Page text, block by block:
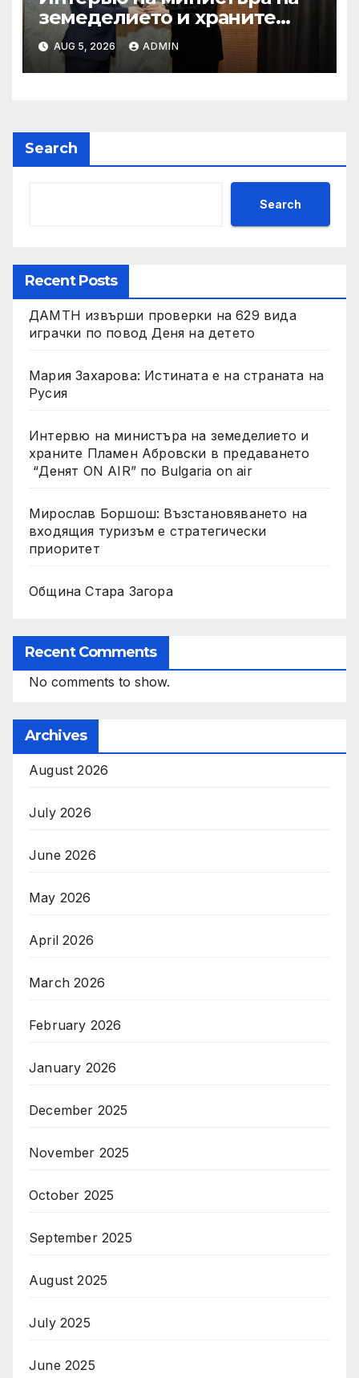
земеделието и храните
Пламен Абровски в
предаването “Денят ON
AIR” по Bulgaria on air
AUG 5, 2026 ADMIN
Search
Search
Recent Posts
ДАМТН извърши проверки на 629 вида
играчки по повод Деня на детето
Мария Захарова: Истината е на страната на
Русия
Интервю на министъра на земеделието и
храните Пламен Абровски в предаването
“Денят ON AIR” по Bulgaria on air
Мирослав Боршош: Възстановяването на
входящия туризъм е стратегически
приоритет
Община Стара Загора
Recent Comments
No comments to show.
Archives
August 2026
July 2026
June 2026
May 2026
April 2026
March 2026
February 2026
January 2026
December 2025
November 2025
October 2025
September 2025
August 2025
July 2025
June 2025